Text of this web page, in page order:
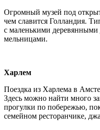
Огромный музей под
чем славится Голландия.
с маленькими
мельницами.
Харлем
Поездка из Харлема в
Здесь можно найти много
прогулки по побережью,
семейном ресторанчике,